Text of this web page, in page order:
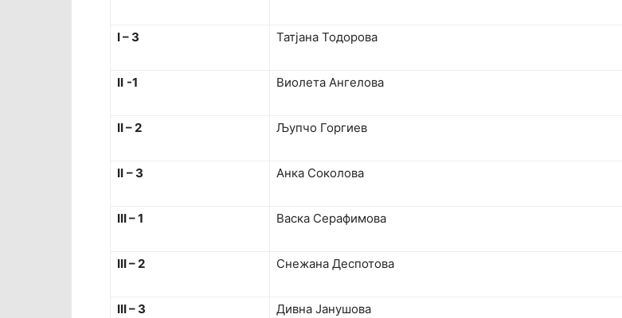
I – 3 Татјана Тодорова
II -1 Виолета Ангелова
II – 2 Љупчо Горгиев
II – 3 Анка Соколова
III–1 Васка Серафимова
III – 2 Снежана Деспотова
III – 3 Дивна Јанушова